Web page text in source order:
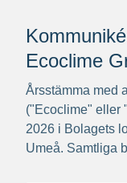
Ecoclime
Årsstämma med
("Ecoclime" eller
2026 i Bolagets
Umeå. Samtliga